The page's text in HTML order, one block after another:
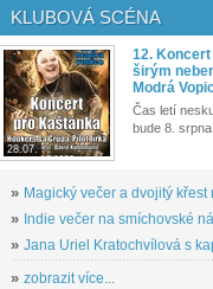
KLUBOVÁ SCÉNA
28.07.
12.
širým
Modrá
Čas letí
bude 8. srpna
» Magický večer a dvojitý křest
» Indie večer na smíchovské
» Jana Uriel Kratochvílová s
» zobrazit více...